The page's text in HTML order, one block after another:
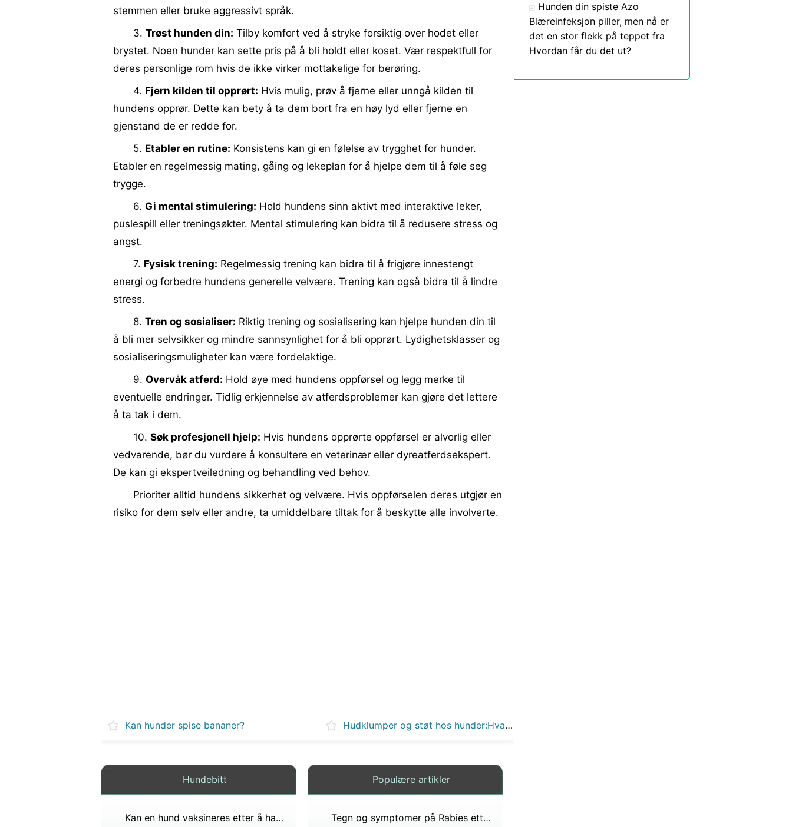
stemmen eller bruke aggressivt språk.
3. Trøst hunden din: Tilby komfort ved å stryke forsiktig over hodet eller
brystet. Noen hunder kan sette pris på å bli holdt eller koset. Vær respektfull for
deres personlige rom hvis de ikke virker mottakelige for berøring.
4. Fjern kilden til opprørt: Hvis mulig, prøv å fjerne eller unngå kilden til
hundens opprør. Dette kan bety å ta dem bort fra en høy lyd eller fjerne en
gjenstand de er redde for.
5. Etabler en rutine: Konsistens kan gi en følelse av trygghet for hunder.
Etabler en regelmessig mating, gåing og lekeplan for å hjelpe dem til å føle seg
trygge.
6. Gi mental stimulering: Hold hundens sinn aktivt med interaktive leker,
puslespill eller treningsøkter. Mental stimulering kan bidra til å redusere stress og
angst.
7. Fysisk trening: Regelmessig trening kan bidra til å frigjøre innestengt
energi og forbedre hundens generelle velvære. Trening kan også bidra til å lindre
stress.
8. Tren og sosialiser: Riktig trening og sosialisering kan hjelpe hunden din til
å bli mer selvsikker og mindre sannsynlighet for å bli opprørt. Lydighetsklasser og
sosialiseringsmuligheter kan være fordelaktige.
9. Overvåk atferd: Hold øye med hundens oppførsel og legg merke til
eventuelle endringer. Tidlig erkjennelse av atferdsproblemer kan gjøre det lettere
å ta tak i dem.
10. Søk profesjonell hjelp: Hvis hundens opprørte oppførsel er alvorlig eller
vedvarende, bør du vurdere å konsultere en veterinær eller dyreatferdsekspert.
De kan gi ekspertveiledning og behandling ved behov.
Prioriter alltid hundens sikkerhet og velvære. Hvis oppførselen deres utgjør en
risiko for dem selv eller andre, ta umiddelbare tiltak for å beskytte alle involverte.
Kan hunder spise bananer? Hudklumper og støt hos hunder:Hva du bør vite
Hundebitt
Kan en hund vaksineres etter å ha blitt bitt av et dyr som kan bære på rabies?
Populære artikler
Tegn og symptomer på Rabies etter å få bitt av hund
Hunden din spiste Azo
Blæreinfeksjon piller, men nå er
det en stor flekk på teppet fra
Hvordan får du det ut?